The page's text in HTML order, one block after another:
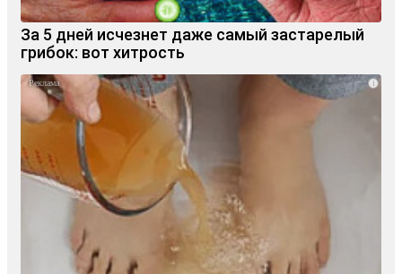
За 5 дней исчезнет даже самый застарелый
грибок: вот хитрость
i